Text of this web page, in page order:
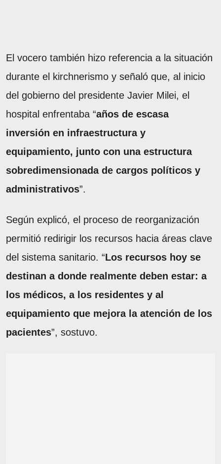
El vocero también hizo referencia a la situación
durante el kirchnerismo y señaló que, al inicio
del gobierno del presidente Javier Milei, el
hospital enfrentaba “años de escasa
inversión en infraestructura y
equipamiento, junto con una estructura
sobredimensionada de cargos políticos y
administrativos”.
Según explicó, el proceso de reorganización
permitió redirigir los recursos hacia áreas clave
del sistema sanitario. “Los recursos hoy se
destinan a donde realmente deben estar: a
los médicos, a los residentes y al
equipamiento que mejora la atención de los
pacientes”, sostuvo.